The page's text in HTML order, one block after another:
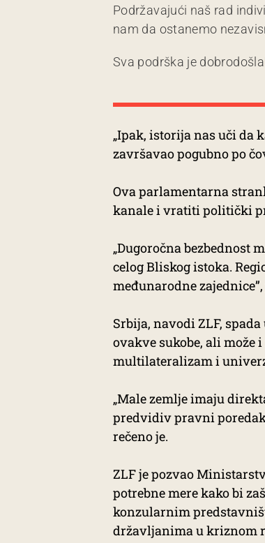
Podržavajući naš rad
nam da ostanemo
Sva podrška je
„Ipak, istorija nas uči da
završavao pogubno po
Ova parlamentarna
kanale i vratiti politički
„Dugoročna bezbednost
celog Bliskog istoka.
međunarodne
Srbija, navodi ZLF,
ovakve sukobe, ali može
multilateralizam i
„Male zemlje imaju
predvidiv pravni
rečeno je.
ZLF je pozvao
potrebne mere kako bi
konzularnim
državljanima u kriznom